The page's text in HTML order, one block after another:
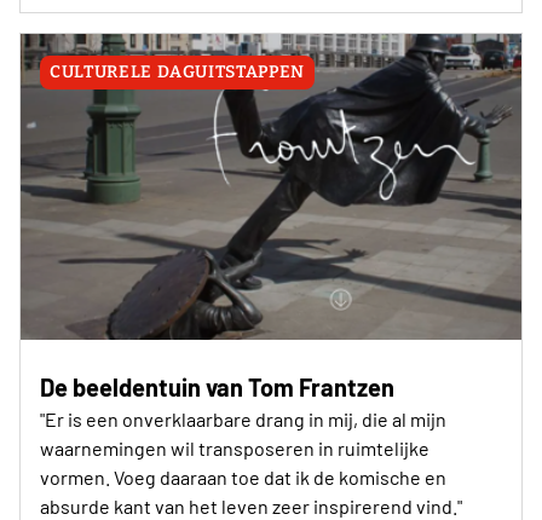
CULTURELE DAGUITSTAPPEN
De beeldentuin van Tom Frantzen
"Er is een onverklaarbare drang in mij, die al mijn
waarnemingen wil transposeren in ruimtelijke
vormen. Voeg daaraan toe dat ik de komische en
absurde kant van het leven zeer inspirerend vind."